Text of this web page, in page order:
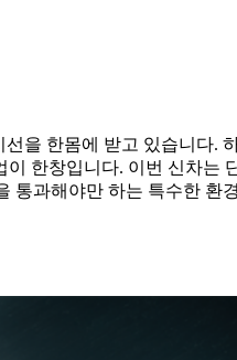
을 한몸에 받고 있습니다.
한창입니다. 이번 신차는
과해야만 하는 특수한 환